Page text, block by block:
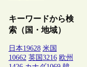
キーワードから検
索（国・地域）
日本19628 米国
10662 英国 3216 欧州